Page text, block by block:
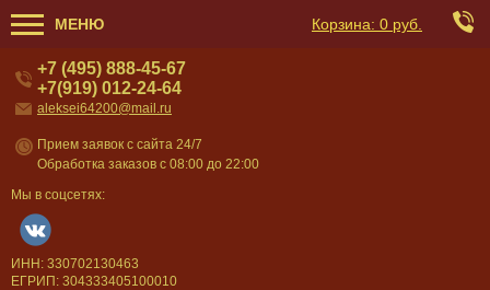
МЕНЮ Корзина: 0 руб.
+7 (495) 888-45-67
+7(919) 012-24-64
aleksei64200@mail.ru
Прием заявок с сайта 24/7
Обработка заказов с 08:00 до 22:00
Мы в соцсетях:
ИНН: 330702130463
ЕГРИП: 304333405100010